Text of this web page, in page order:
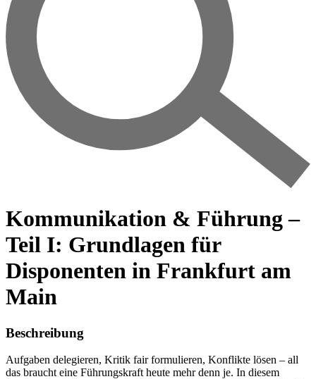
Kommunikation & Führung –
Teil I: Grundlagen für
Disponenten in Frankfurt am
Main
Beschreibung
Aufgaben delegieren, Kritik fair formulieren, Konflikte lösen – all
das braucht eine Führungskraft heute mehr denn je. In diesem